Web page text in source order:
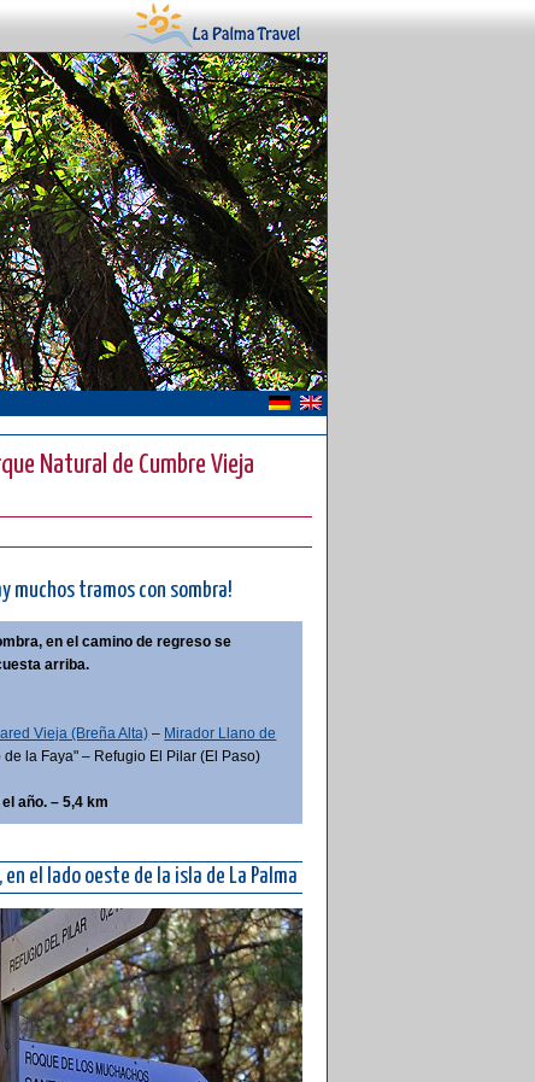
Natural de Cumbre Vieja
muchos tramos con sombra!
en el camino de regreso se
arriba.
Vieja (Breña Alta) – Mirador Llano de
la Faya" – Refugio El Pilar (El Paso)
año. – 5,4 km
el lado oeste de la isla de La Palma